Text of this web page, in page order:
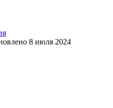
8 июля 2024